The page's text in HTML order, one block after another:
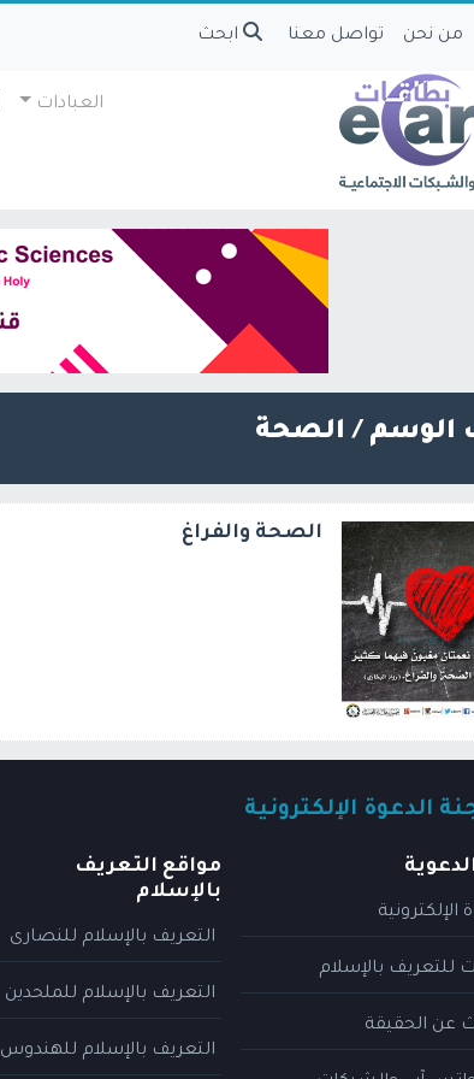
من نحن تواصل معنا ابحث
العبادات
الوسم / الصحة
الصحة والفراغ
الدعوة الإلكترونية
الإلكترونية
للتعريف بالإسلام
عن الحقيقة
مواقع التعريف
بالإسلام
التعريف بالإسلام للنصارى
التعريف بالإسلام للملحدين
التعريف بالإسلام للهندوس